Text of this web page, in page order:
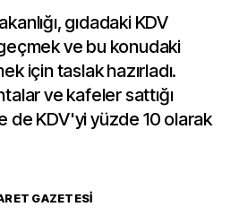
gıdadaki KDV
ve bu konudaki
için taslak hazırladı.
ve kafeler sattığı
de KDV'yi yüzde 10 olarak
GAZETESI